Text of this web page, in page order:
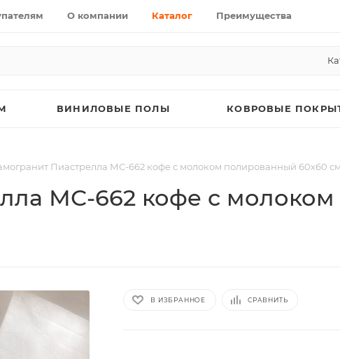
О компании Каталог Преимущества
ВИНИЛОВЫЕ ПОЛЫ КОВРОВЫЕ
Пиастрелла МС-662 кофе с молоком полированный 60х60 см
МС-662 кофе с
В ИЗБРАННОЕ СРАВНИТЬ